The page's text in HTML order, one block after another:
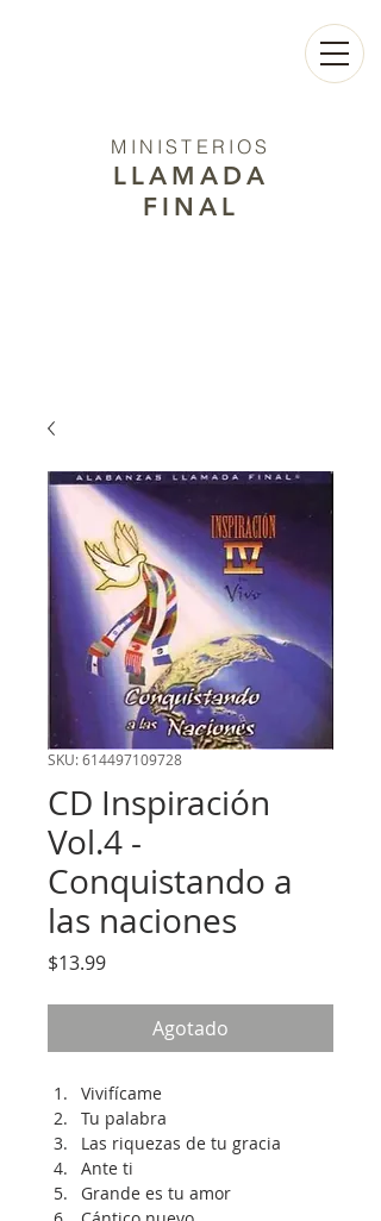
MINISTERIOS
LLAMADA
FINAL
SKU: 614497109728
CD Inspiración
Vol.4 -
Conquistando a
las naciones
$13.99Precio
Agotado
Vivifícame
Tu palabra
Las riquezas de tu gracia
Ante ti
Grande es tu amor